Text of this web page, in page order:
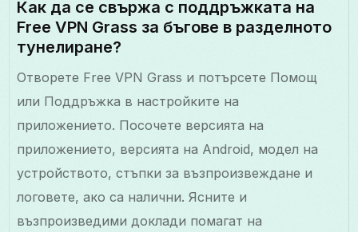
Как да се свържа с поддръжката на
Free VPN Grass за бъгове в разделното
тунелиране?
Отворете Free VPN Grass и потърсете Помощ
или Поддръжка в настройките на
приложението. Посочете версията на
приложението, версията на Android, модел на
устройството, стъпки за възпроизвеждане и
логовете, ако са налични. Ясните и
възпроизведими доклади помагат на